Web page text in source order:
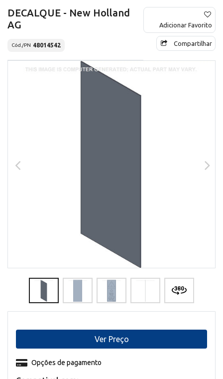
DECALQUE - New Holland
AG
Cód./PN 48014542
Adicionar Favorito
Compartilhar
Opções de pagamento
Ver Preço